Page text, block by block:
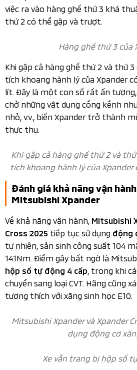
Cổng sạc USB Type-C & Hệ
Phanh tay điện tử & Giữ
Đối với Mitsubishi Xpander
sẽ
trong khi bản Xpander Crosssẽ là
thay cho xanh/đen như ở bản cũ.
này vẫn là loại giảm hấp thụ nhiệt